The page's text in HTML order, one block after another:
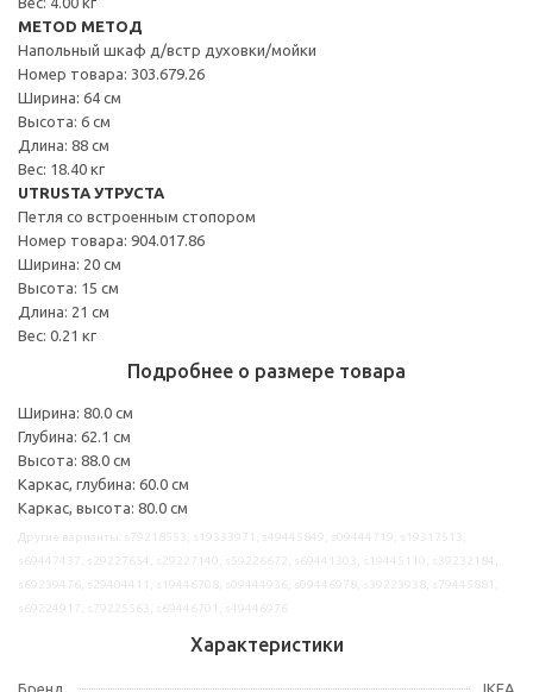
METOD МЕТОД
Напольный шкаф д/встр духовки/мойки
Номер товара: 303.679.26
Ширина: 64 см
Высота: 6 см
Длина: 88 см
Вес: 18.40 кг
UTRUSTA УТРУСТА
Петля со встроенным стопором
Номер товара: 904.017.86
Ширина: 20 см
Высота: 15 см
Длина: 21 см
Вес: 0.21 кг
Подробнее о размере товара
Ширина: 80.0 см
Глубина: 62.1 см
Высота: 88.0 см
Каркас, глубина: 60.0 см
Каркас, высота: 80.0 см
Характеристики
Бренд IKEA